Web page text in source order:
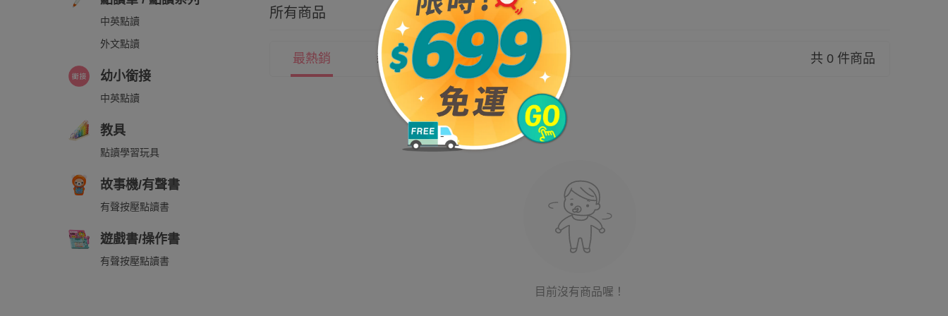
中英點讀
外文點讀
幼小銜接
中英點讀
教具
點讀學習玩具
故事機/有聲書
有聲按壓點讀書
遊戲書/操作書
有聲按壓點讀書
所有商品
最熱銷 新上市 價格 共 0 件商品
目前沒有商品喔！